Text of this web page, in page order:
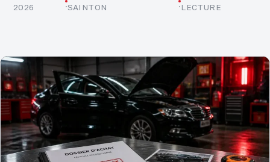
2026
·SAINTON
·LECTURE